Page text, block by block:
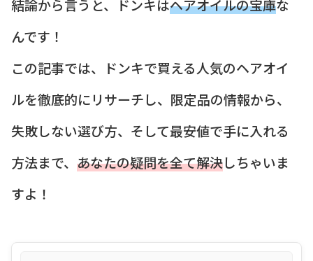
結論から言うと、ドンキはヘアオイルの宝庫な
んです！
この記事では、ドンキで買える人気のヘアオイ
ルを徹底的にリサーチし、限定品の情報から、
失敗しない選び方、そして最安値で手に入れる
方法まで、 あなたの疑問を全て解決しちゃいま
すよ！